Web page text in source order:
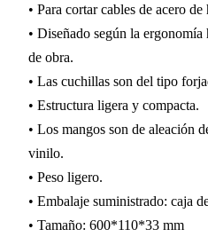
• Para cortar cables de acero
• Diseñado según la
de obra.
• Las cuchillas son del tipo
• Estructura ligera y compacta.
• Los mangos son de aleación
vinilo.
• Peso ligero.
• Embalaje suministrado: caja
• Tamaño: 600*110*33 mm